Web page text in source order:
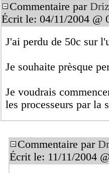
Commentaire par
Écrit le: 04/11/2004 @
J'ai perdu de 50c sur
Je souhaite prèsque
Je voudrais
les processeurs par la
Commentaire par
Écrit le: 11/11/2004